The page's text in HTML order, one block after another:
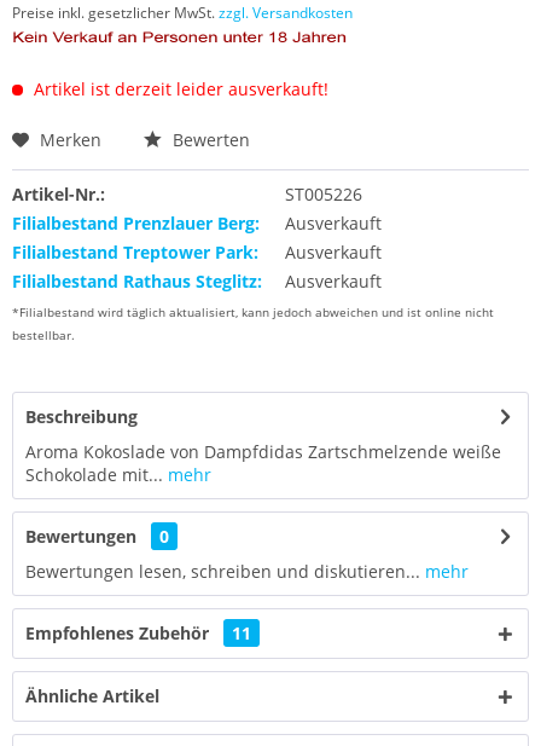
Preise inkl. gesetzlicher MwSt.zzgl. Versandkosten
Artikel ist derzeit leider ausverkauft!
Merken Bewerten
Artikel-Nr.:
ST005226
Filialbestand Prenzlauer Berg:
Ausverkauft
Filialbestand Treptower Park:
Ausverkauft
Filialbestand Rathaus Steglitz:
Ausverkauft
*Filialbestand wird täglich aktualisiert, kann jedoch abweichen und ist online nicht
bestellbar.
Beschreibung
Aroma Kokoslade von Dampfdidas Zartschmelzende weiße
Schokolade mit... mehr
Bewertungen
0
Bewertungen lesen, schreiben und diskutieren... mehr
Empfohlenes Zubehör 11
Ähnliche Artikel